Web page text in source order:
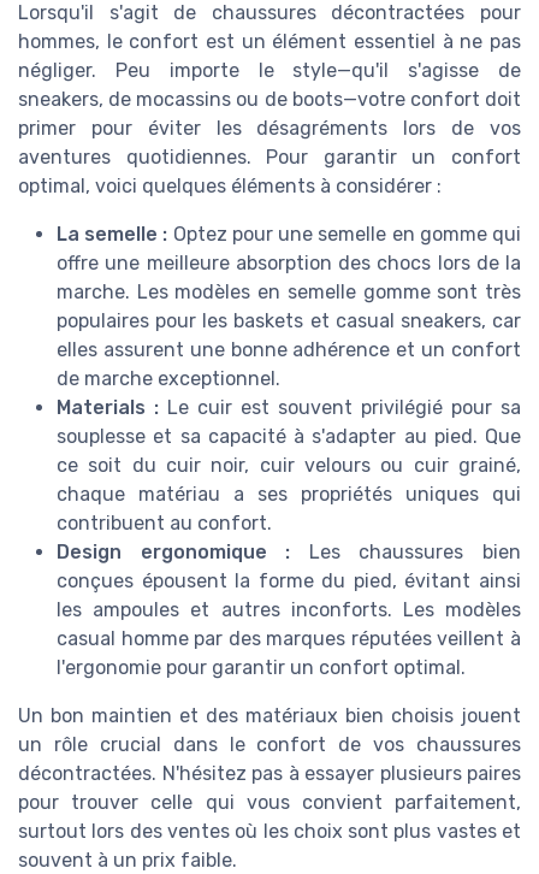
Lorsqu'il s'agit de chaussures décontractées pour
hommes, le confort est un élément essentiel à ne pas
négliger. Peu importe le style—qu'il s'agisse de
sneakers, de mocassins ou de boots—votre confort doit
primer pour éviter les désagréments lors de vos
aventures quotidiennes. Pour garantir un confort
optimal, voici quelques éléments à considérer :
La semelle : Optez pour une semelle en gomme qui
offre une meilleure absorption des chocs lors de la
marche. Les modèles en semelle gomme sont très
populaires pour les baskets et casual sneakers, car
elles assurent une bonne adhérence et un confort
de marche exceptionnel.
Materials : Le cuir est souvent privilégié pour sa
souplesse et sa capacité à s'adapter au pied. Que
ce soit du cuir noir, cuir velours ou cuir grainé,
chaque matériau a ses propriétés uniques qui
contribuent au confort.
Design ergonomique : Les chaussures bien
conçues épousent la forme du pied, évitant ainsi
les ampoules et autres inconforts. Les modèles
casual homme par des marques réputées veillent à
l'ergonomie pour garantir un confort optimal.
Un bon maintien et des matériaux bien choisis jouent
un rôle crucial dans le confort de vos chaussures
décontractées. N'hésitez pas à essayer plusieurs paires
pour trouver celle qui vous convient parfaitement,
surtout lors des ventes où les choix sont plus vastes et
souvent à un prix faible.